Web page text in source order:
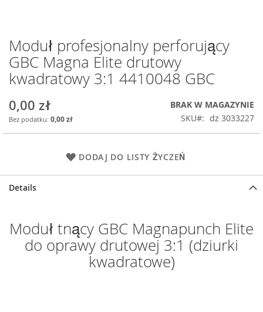
Przejdź
na
początek
galerii
Moduł profesjonalny perforujący
GBC Magna Elite drutowy
kwadratowy 3:1 4410048 GBC
0,00 zł
0,00 zł
BRAK W MAGAZYNIE
SKU
dz 3033227
DODAJ DO LISTY ŻYCZEŃ
Details
Moduł tnący GBC Magnapunch Elite
do oprawy drutowej 3:1 (dziurki
kwadratowe)